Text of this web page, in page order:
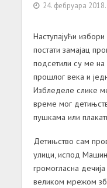
24. фебруара 2018.
Наступајући
постати замајац
подсетили су ме
прошлог века и
Избледеле слике
време мог
пушкама или
Детињство сам
улици, испод
громогласна дечија
великом мрежом